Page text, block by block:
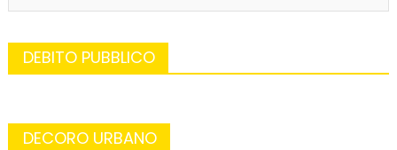
DEBITO PUBBLICO
DECORO URBANO